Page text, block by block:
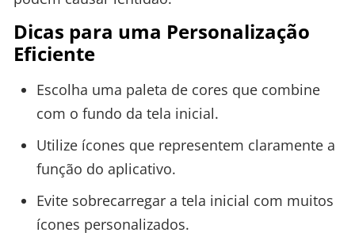
Dicas para uma Personalização
Eficiente
Escolha uma paleta de cores que combine
com o fundo da tela inicial.
Utilize ícones que representem claramente a
função do aplicativo.
Evite sobrecarregar a tela inicial com muitos
ícones personalizados.